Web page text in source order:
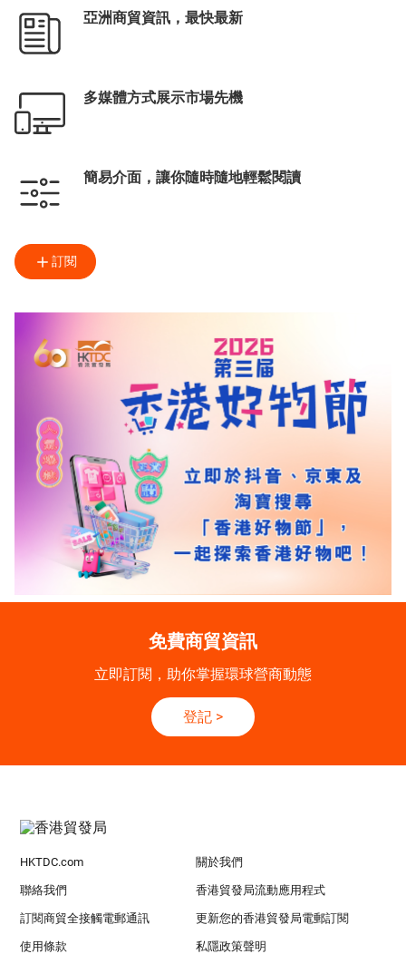
亞洲商貿資訊，最快最新
多媒體方式展示市場先機
簡易介面，讓你隨時隨地輕鬆閱讀
訂閱
免費商貿資訊
立即訂閱，助你掌握環球營商動態
登記 >
HKTDC.com 關於我們
聯絡我們 香港貿發局流動應用程式
訂閱商貿全接觸電郵通訊 更新您的香港貿發局電郵訂閱
使用條款 私隱政策聲明